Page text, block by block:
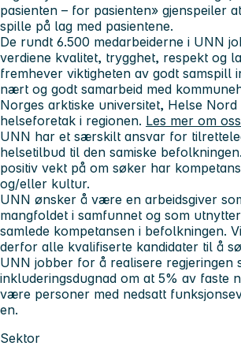
pasienten – for pasienten» gjenspeiler
spille på lag med pasientene.
De rundt 6.500 medarbeiderne i UNN
verdiene kvalitet, trygghet, respekt og
fremhever viktigheten av godt samspill
nært og godt samarbeid med
Norges arktiske universitet, Helse Nord
helseforetak i regionen. Les mer om
UNN har et særskilt ansvar for
helsetilbud til den samiske
positiv vekt på om søker har
og/eller kultur.
UNN ønsker å være en arbeidsgiver
mangfoldet i samfunnet og som
samlede kompetansen i befolkningen.
derfor alle kvalifiserte kandidater til å
UNN jobber for å realisere regjeringen
inkluderingsdugnad om at 5% av faste
være personer med nedsatt
en.
Sektor